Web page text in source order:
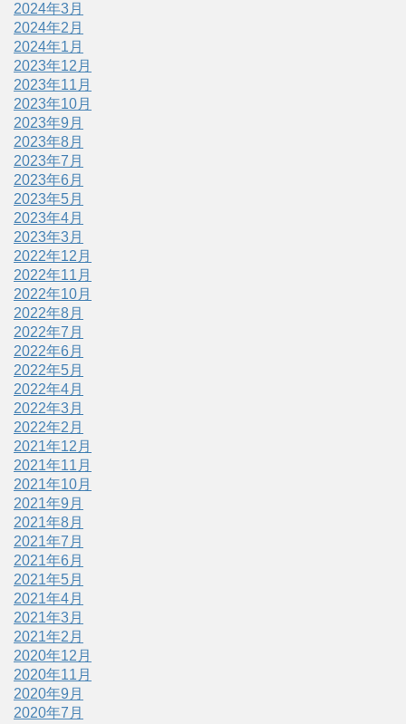
2024年3月
2024年2月
2024年1月
2023年12月
2023年11月
2023年10月
2023年9月
2023年8月
2023年7月
2023年6月
2023年5月
2023年4月
2023年3月
2022年12月
2022年11月
2022年10月
2022年8月
2022年7月
2022年6月
2022年5月
2022年4月
2022年3月
2022年2月
2021年12月
2021年11月
2021年10月
2021年9月
2021年8月
2021年7月
2021年6月
2021年5月
2021年4月
2021年3月
2021年2月
2020年12月
2020年11月
2020年9月
2020年7月